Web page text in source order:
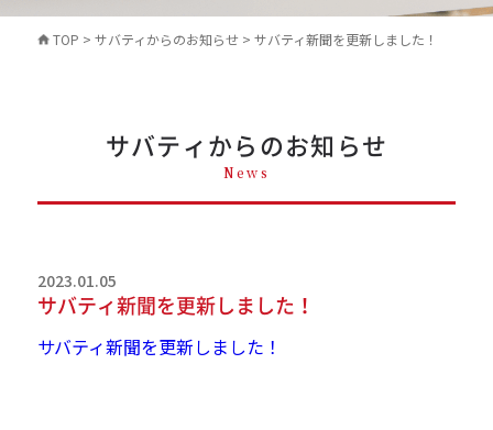
TOP > サバティからのお知らせ> サバティ新聞を更新しました！
サバティからのお知らせ
News
2023.01.05
サバティ新聞を更新しました！
サバティ新聞を更新しました！